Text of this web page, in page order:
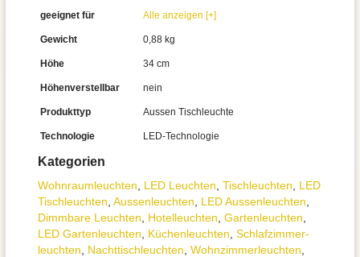
Kategorien
Wohnraum­leuchten LED Leuchten Tisch­leuchten
LED
Tischleuchten Aussen­leuchten LED Aussenleuchten
Dimmbare Leuchten
Hotelleuchten Gartenleuchten
LED Gartenleuchten
Küchenleuchten Schlafzimmer­
leuchten
Nachttisch­leuchten Wohnzimmer­leuchten
geeignet für Alle anzeigen [+]
Gewicht 0,88 kg
Höhe 34 cm
Höhenverstellbar nein
Produkttyp Aussen Tischleuchte
Technologie LED-Technologie